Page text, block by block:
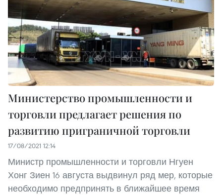
Министерство промышленности и
торговли предлагает решения по
развитию приграничной торговли
17/08/2021 12:14
Министр промышленности и торговли Нгуен
Хонг Зиен 16 августа выдвинул ряд мер, которые
необходимо предпринять в ближайшее время